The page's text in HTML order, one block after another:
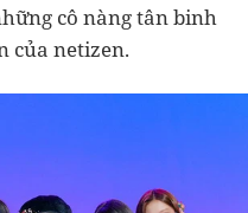
cô nàng tân binh
của netizen.